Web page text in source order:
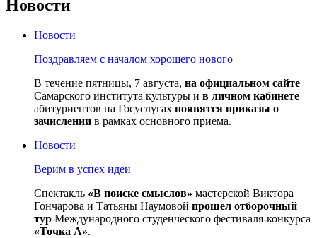
Новости
Новости
Поздравляем с началом хорошего нового
В течение пятницы, 7 августа, на официальном сайте
Самарского института культуры и в личном кабинете
абитуриентов на Госуслугах появятся приказы о
зачислении в рамках основного приема.
Новости
Верим в успех идеи
Спектакль «В поиске смыслов» мастерской Виктора
Гончарова и Татьяны Наумовой прошел отборочный
тур Международного студенческого фестиваля-конкурса
«Точка А».